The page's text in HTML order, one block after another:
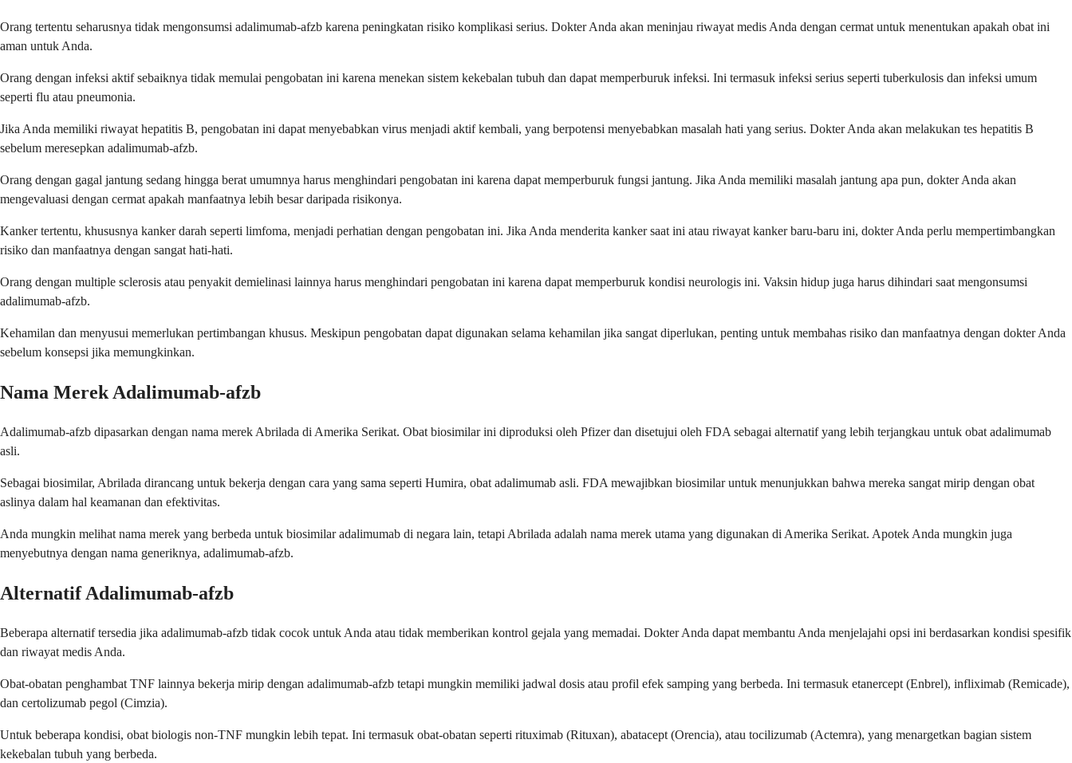
Orang tertentu seharusnya tidak mengonsumsi adalimumab-afzb karena peningkatan risiko komplikasi serius. Dokter Anda akan meninjau riwayat medis Anda dengan cermat untuk menentukan apakah obat ini
aman untuk Anda.
Orang dengan infeksi aktif sebaiknya tidak memulai pengobatan ini karena menekan sistem kekebalan tubuh dan dapat memperburuk infeksi. Ini termasuk infeksi serius seperti tuberkulosis dan infeksi umum
seperti flu atau pneumonia.
Jika Anda memiliki riwayat hepatitis B, pengobatan ini dapat menyebabkan virus menjadi aktif kembali, yang berpotensi menyebabkan masalah hati yang serius. Dokter Anda akan melakukan tes hepatitis B
sebelum meresepkan adalimumab-afzb.
Orang dengan gagal jantung sedang hingga berat umumnya harus menghindari pengobatan ini karena dapat memperburuk fungsi jantung. Jika Anda memiliki masalah jantung apa pun, dokter Anda akan
mengevaluasi dengan cermat apakah manfaatnya lebih besar daripada risikonya.
Kanker tertentu, khususnya kanker darah seperti limfoma, menjadi perhatian dengan pengobatan ini. Jika Anda menderita kanker saat ini atau riwayat kanker baru-baru ini, dokter Anda perlu mempertimbangkan
risiko dan manfaatnya dengan sangat hati-hati.
Orang dengan multiple sclerosis atau penyakit demielinasi lainnya harus menghindari pengobatan ini karena dapat memperburuk kondisi neurologis ini. Vaksin hidup juga harus dihindari saat mengonsumsi
adalimumab-afzb.
Kehamilan dan menyusui memerlukan pertimbangan khusus. Meskipun pengobatan dapat digunakan selama kehamilan jika sangat diperlukan, penting untuk membahas risiko dan manfaatnya dengan dokter Anda
sebelum konsepsi jika memungkinkan.
Nama Merek Adalimumab-afzb
Adalimumab-afzb dipasarkan dengan nama merek Abrilada di Amerika Serikat. Obat biosimilar ini diproduksi oleh Pfizer dan disetujui oleh FDA sebagai alternatif yang lebih terjangkau untuk obat adalimumab
asli.
Sebagai biosimilar, Abrilada dirancang untuk bekerja dengan cara yang sama seperti Humira, obat adalimumab asli. FDA mewajibkan biosimilar untuk menunjukkan bahwa mereka sangat mirip dengan obat
aslinya dalam hal keamanan dan efektivitas.
Anda mungkin melihat nama merek yang berbeda untuk biosimilar adalimumab di negara lain, tetapi Abrilada adalah nama merek utama yang digunakan di Amerika Serikat. Apotek Anda mungkin juga
menyebutnya dengan nama generiknya, adalimumab-afzb.
Alternatif Adalimumab-afzb
Beberapa alternatif tersedia jika adalimumab-afzb tidak cocok untuk Anda atau tidak memberikan kontrol gejala yang memadai. Dokter Anda dapat membantu Anda menjelajahi opsi ini berdasarkan kondisi spesifik
dan riwayat medis Anda.
Obat-obatan penghambat TNF lainnya bekerja mirip dengan adalimumab-afzb tetapi mungkin memiliki jadwal dosis atau profil efek samping yang berbeda. Ini termasuk etanercept (Enbrel), infliximab (Remicade),
dan certolizumab pegol (Cimzia).
Untuk beberapa kondisi, obat biologis non-TNF mungkin lebih tepat. Ini termasuk obat-obatan seperti rituximab (Rituxan), abatacept (Orencia), atau tocilizumab (Actemra), yang menargetkan bagian sistem
kekebalan tubuh yang berbeda.